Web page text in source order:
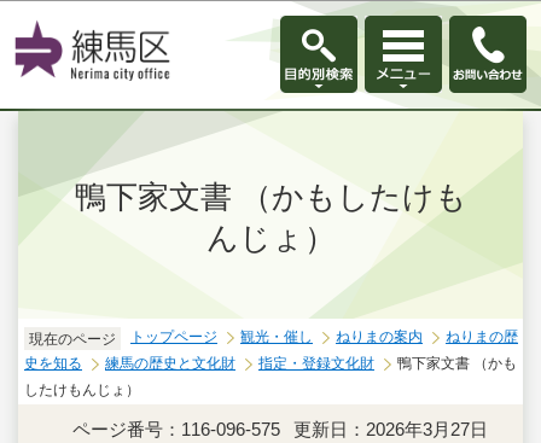
このページの本文へ移動
鴨下家文書 （かもしたけも
んじょ）
現在のページ トップページ 観光・催し ねりまの案内
ねりまの歴
史を知る
練馬の歴史と文化財 指定・登録文化財
鴨下家文書 （かも
したけもんじょ）
ページ番号：116-096-575 更新日：2026年3月27日